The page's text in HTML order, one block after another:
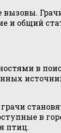
общий
в
грачи
в
птиц.